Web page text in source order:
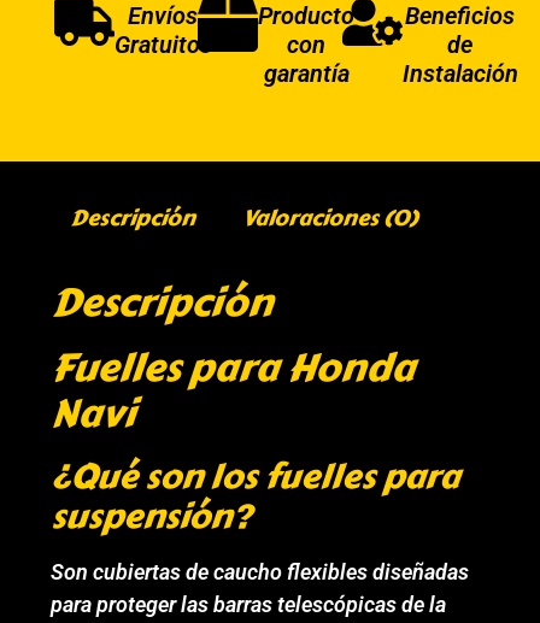
Envíos
Gratuitos
Producto
con
garantía
Beneficios
de
Instalación
Descripción Valoraciones (0)
Descripción
Fuelles para Honda
Navi
¿Qué son los fuelles para
suspensión?
Son cubiertas de caucho flexibles diseñadas
para proteger las barras telescópicas de la